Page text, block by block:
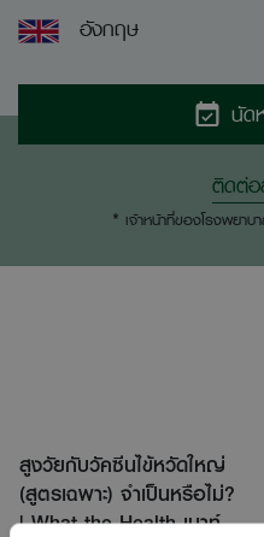
อังกฤษ
นัด
ติดต่
* เจ้าหน้าที่ของโรงพยาบ
สูงวัยกับวัคซีนไข้หวัดใหญ่
(สูตรเฉพาะ) จำเป็นหรือไม่?
| What the Health เมาท์